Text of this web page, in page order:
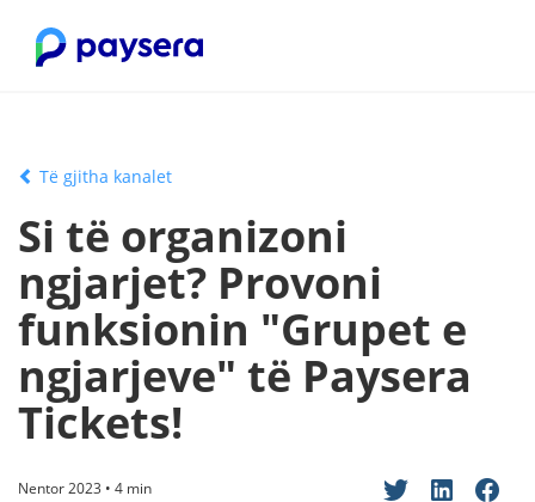
Të gjitha kanalet
Si të organizoni
ngjarjet? Provoni
funksionin "Grupet e
ngjarjeve" të Paysera
Tickets!
Nentor 2023 • 4 min